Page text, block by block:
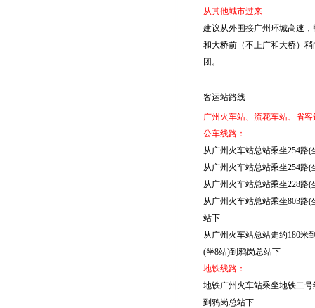
从其他城市过来
建议从外围接广州环城高速
和大桥前（不上广和大桥）
团。
客运站路线
广州火车站、流花车站、省
公车线路：
从广州火车站总站乘坐254路
从广州火车站总站乘坐254路
从广州火车站总站乘坐228路
从广州火车站总站乘坐803路
站下
从广州火车站总站走约180米
(坐8站)到鸦岗总站下
地铁线路：
地铁广州火车站乘坐地铁二
到鸦岗总站下